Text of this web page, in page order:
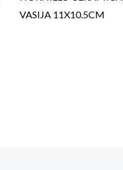
VASIJA 11X10.5CM